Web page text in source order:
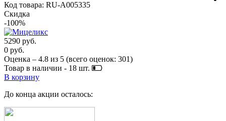
Код товара: RU-A005335
Скидка
-100%
5290 руб.
0 руб.
Оценка – 4.8 из 5 (всего оценок: 301)
Товар в наличии - 18 шт.
В корзину
До конца акции осталось: